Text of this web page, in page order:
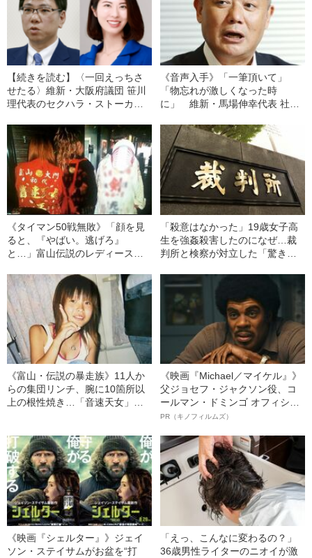
【続きを読む】〈一回えっちさ
せたる〉維新・大阪府議団 笹川
理代表のセクハラ・ストーカー
か 「週刊文春」取材申し入れ
直後に辞意
《音声入手》「一筆頂いて」
「物忘れが激しくなった時
に」 維新・馬場伸幸代表 社会
機能が衰えた理事長に…
《タイマン50戦無敗》「顔を見
ると、『やばい。逃げろ』
と…」富山伝説のレディース初
ー制圧と朝までのバイク暴走
「殺意はなかった」19歳女子高
生を強姦殺害したのになぜ…裁
判所と検察が対立した「驚きの
《富山・伝説の暴走族》11人か
らの集団リンチ、腕に10箇所以
上の根性焼き…「音速天女」初
《映画『Michael／マイケル』》
父ジョセフ・ジャクソン役、コ
ールマン・ドミンゴ オフィシャ
ルインタビュー“観客を魅了した
語る”《日本興収70億円突破》
PR（キノフィルムズ）
《映画『シェルター』》ジェイ
ソン・ステイサムがお盆を“打
「えっ、こんなに変わるの？」
36歳男性ライターのニオイが激